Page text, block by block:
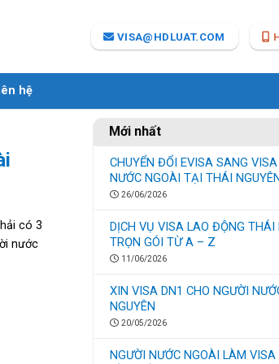
VISA@HDLUAT.COM
hệ
có 3
nước
Mới nhất
CHUYỂN ĐỔI EVISA SANG
NƯỚC NGOÀI TẠI THÁI NGUYÊN
26/06/2026
DỊCH VỤ VISA LAO ĐỘNG
TRỌN GÓI TỪ A – Z
11/06/2026
XIN VISA DN1 CHO NGƯỜI
NGUYÊN
20/05/2026
NGƯỜI NƯỚC NGOÀI LÀM